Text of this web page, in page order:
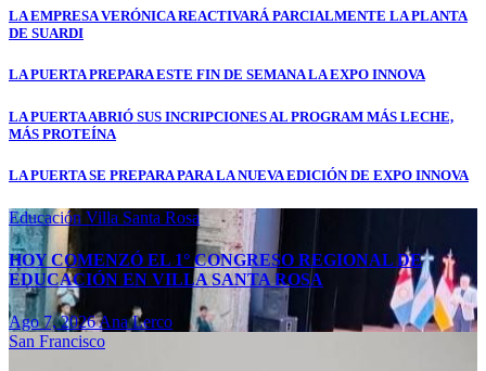
LA EMPRESA VERÓNICA REACTIVARÁ PARCIALMENTE LA PLANTA
DE SUARDI
LA PUERTA PREPARA ESTE FIN DE SEMANA LA EXPO INNOVA
LA PUERTA ABRIÓ SUS INCRIPCIONES AL PROGRAM MÁS LECHE,
MÁS PROTEÍNA
LA PUERTA SE PREPARA PARA LA NUEVA EDICIÓN DE EXPO INNOVA
Educación Villa Santa Rosa
HOY COMENZÓ EL 1° CONGRESO REGIONAL DE
EDUCACIÓN EN VILLA SANTA ROSA
Ago 7, 2026Ana Lerco
San Francisco